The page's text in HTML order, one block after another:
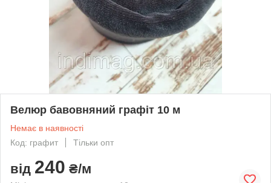
Велюр бавовняний графіт 10 м
Немає в наявності
Код: графит
Тільки опт
від 240 ₴/м